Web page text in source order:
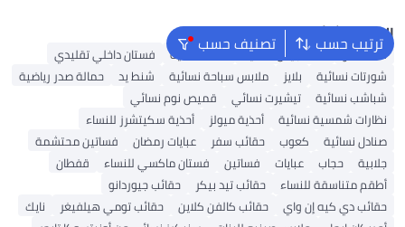
ترتيب حسب تصنيف حسب البحث الشائع
شنط ألدو شنط جيس نسائية شنط نسائية
فستان داخلي تقليدي
شورتات نسائية
بلايز ملابس سباحة نسائية شنط يد
حمالة صدر رياضية
شباشب نسائية
تيشيرت نسائي
قميص نوم نسائي
نظارات شمسية نسائية
أحذية ميولز
أحذية سكيتشرز للنساء
صنادل نسائية
كعوب حقائب سفر عبايات رمضان
فساتين محتشمة
جلابية
حجاب عبايات فساتين فستان ماكسي للنساء
قفطان
أطقم متناسقة للنساء
حقائب تيد بيكر
حقائب جيوردانو
حقائب دي كيه إن واي
حقائب كالفن كلاين حقائب تومي هيلفيغر
نايك